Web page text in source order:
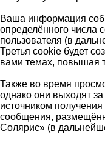
Ваша информация
определённого числа
пользователя (в
Третья cookie будет
вами темах, повышая
Также во время
однако они выходят
источником
сообщения,
Солярис» (в